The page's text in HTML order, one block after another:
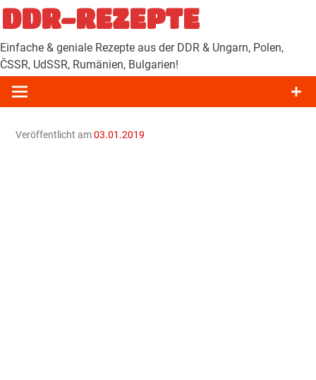
Zum
Inhalt
springen
DDR-REZEPTE
Einfache & geniale Rezepte aus der DDR & Ungarn, Polen,
ČSSR, UdSSR, Rumänien, Bulgarien!
Veröffentlicht am03.01.2019